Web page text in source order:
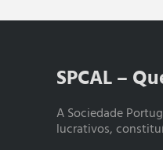
SPCAL –
A Sociedade
lucrativos,